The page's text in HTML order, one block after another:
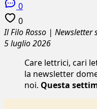
0
0
Il Filo Rosso | Newsletter
5 luglio 2026
Care lettrici, cari
la newsletter
noi. Questa